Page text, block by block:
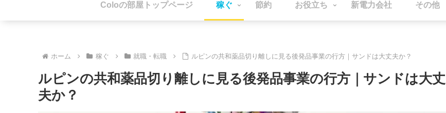
Coloの部屋トップページ 稼ぐ 節約 お役立ち 新電力会社 その他
ホーム 稼ぐ 就職・転職 ルピンの共和薬品切り離しに見る後発品事業の行方｜サンドは大丈夫か？
ルピンの共和薬品切り離しに見る後発品事業の行方｜サンドは大丈
夫か？